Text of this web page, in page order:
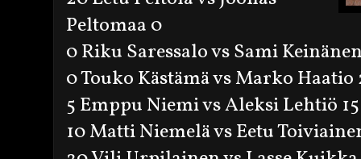
Peltomaa 0
0 Riku Saressalo vs Sami
0 Touko Kästämä vs Marko Haatio
5 Emppu Niemi vs Aleksi Lehtiö 15
10 Matti Niemelä vs Eetu